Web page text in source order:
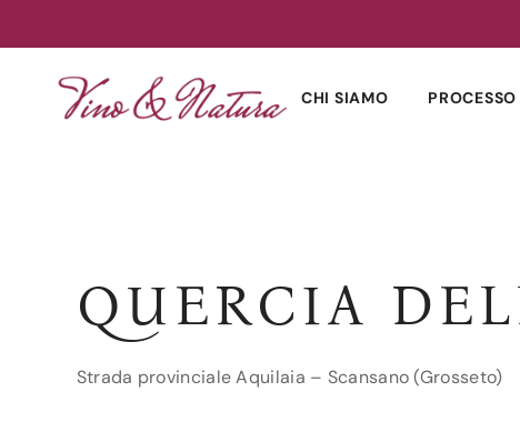
CHI SIAMO PROCESSO
QUERCIA
Strada provinciale Aquilaia – Scansano (Grosseto)